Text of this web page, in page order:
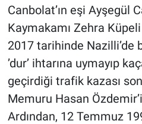
Canbolat’ın eşi Ayşegül
Kaymakamı Zehra
2017 tarihinde Nazilli’de
’dur’ ihtarına uymayıp
geçirdiği trafik kazası
Memuru Hasan
Ardından, 12 Temmuz